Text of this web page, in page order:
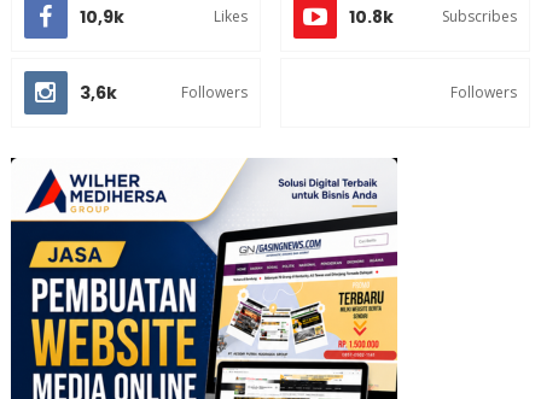
10,9k Likes 10.8k Subscribes
3,6k Followers Followers